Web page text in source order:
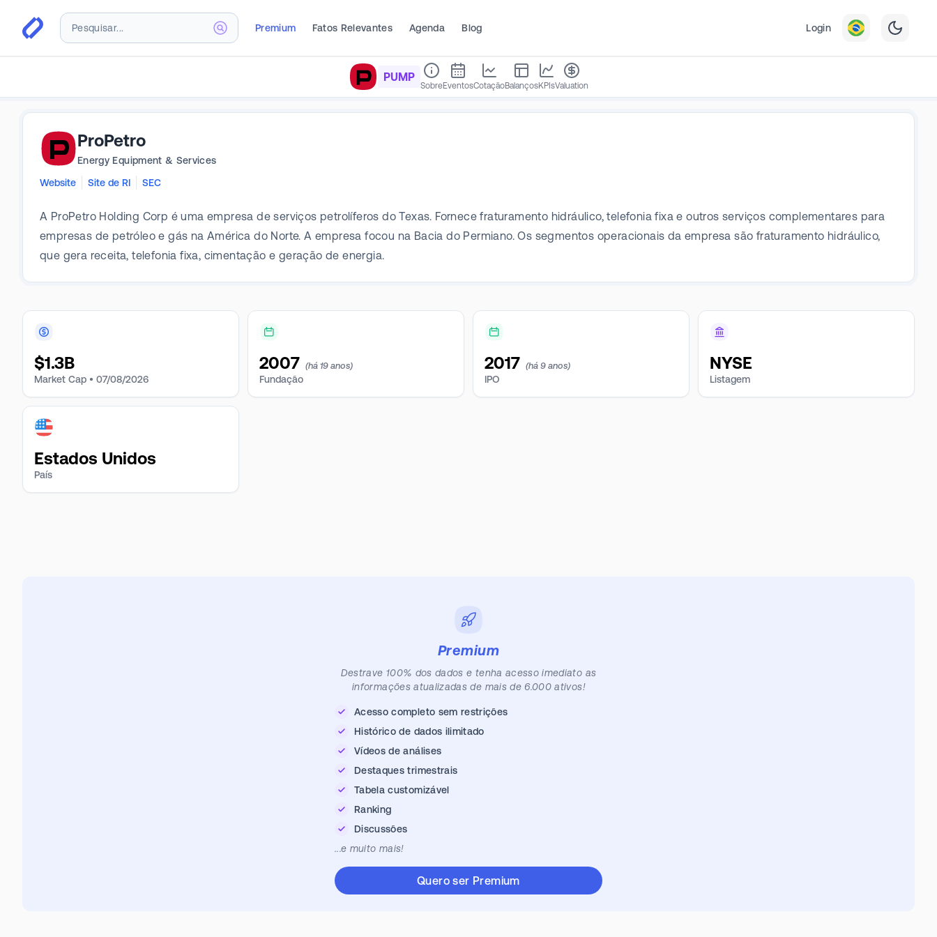
Premium Fatos Relevantes Agenda Blog Login
PUMP
SobreEventosCotaçãoBalançosKPIsValuation
ProPetro
Energy Equipment & Services
Website
Site de RI SEC
A ProPetro Holding Corp é uma empresa de serviços petrolíferos do Texas. Fornece fraturamento hidráulico, telefonia fixa e outros serviços complementares para
empresas de petróleo e gás na América do Norte. A empresa focou na Bacia do Permiano. Os segmentos operacionais da empresa são fraturamento hidráulico,
que gera receita, telefonia fixa, cimentação e geração de energia.
$1.3B
Market Cap • 07/08/2026
2007 (há 19 anos)
Fundação
2017 (há 9 anos)
IPO
NYSE
Listagem
Estados Unidos
País
Premium
Destrave 100% dos dados e tenha acesso imediato as
informações atualizadas de mais de 6.000 ativos!
Acesso completo sem restrições
Histórico de dados ilimitado
Vídeos de análises
Destaques trimestrais
Tabela customizável
Ranking
Discussões
...e muito mais!
Quero ser Premium